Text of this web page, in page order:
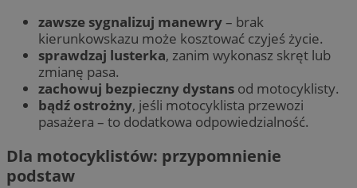
zawsze sygnalizuj manewry– brak
kierunkowskazu może kosztować czyjeś życie.
sprawdzaj lusterka, zanim wykonasz skręt lub
zmianę pasa.
zachowuj bezpieczny dystans od motocyklisty.
bądź ostrożny, jeśli motocyklista przewozi
pasażera – to dodatkowa odpowiedzialność.
Dla motocyklistów: przypomnienie
podstaw